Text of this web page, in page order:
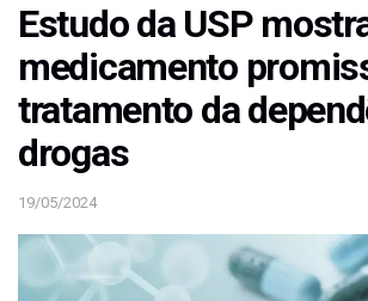
Estudo da USP
medicamento
tratamento da
drogas
19/05/2024